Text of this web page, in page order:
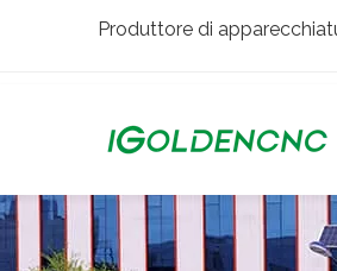
Produttore di